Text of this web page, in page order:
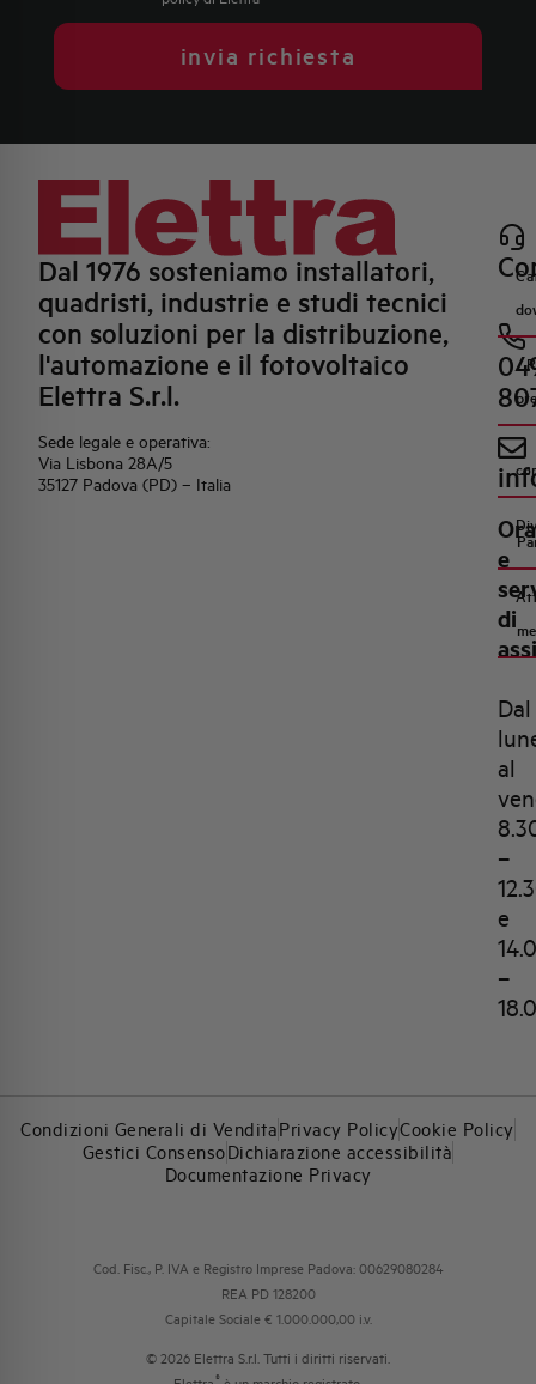
invia richiesta
Dal 1976 sosteniamo installatori,
quadristi, industrie e studi tecnici
con soluzioni per la distribuzione,
l'automazione e il fotovoltaico
Elettra S.r.l.
Sede legale e operativa:
Via Lisbona 28A/5
35127 Padova (PD) – Italia
e
di
Dal
al
–
e
–
Condizioni Generali di VenditaPrivacy PolicyCookie Policy
Gestici ConsensoDichiarazione accessibilità
Documentazione Privacy
Cod. Fisc., P. IVA e Registro Imprese Padova: 00629080284
REA PD 128200
Capitale Sociale € 1.000.000,00 i.v.
© 2026 Elettra S.r.l. Tutti i diritti riservati.
®